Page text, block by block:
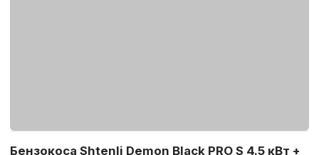
Бензокоса Shtenli Demon Black PRO S 4.5 кВт +